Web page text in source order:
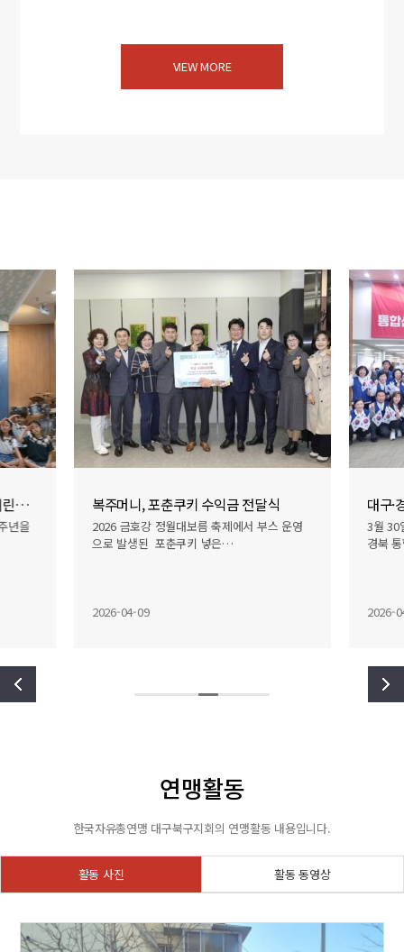
VIEW MORE
참전영웅과 함께하는 6.25전쟁 어린이 교육
년을
복주머니, 포춘쿠키 수익금 전달식
2026 금호강 정월대보름 축제에서 부스 운영
으로 발생된 포춘쿠키 넣은…
2026-04-09
3월 30
경북
2026-
연맹활동
한국자유총연맹 대구북구지회의 연맹활동 내용입니다.
활동 사진 활동 동영상